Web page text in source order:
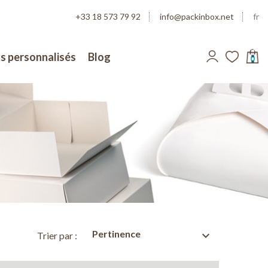
+33 18 573 79 92 info@packinbox.net fr
personnalisés Blog 0
Trier par : Pertinence expand_more